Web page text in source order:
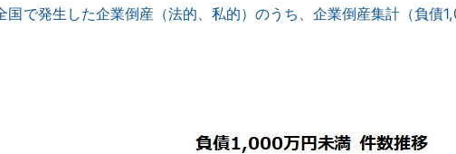
で発生した企業倒産（法的、私的）のうち、企業倒産集計（負債